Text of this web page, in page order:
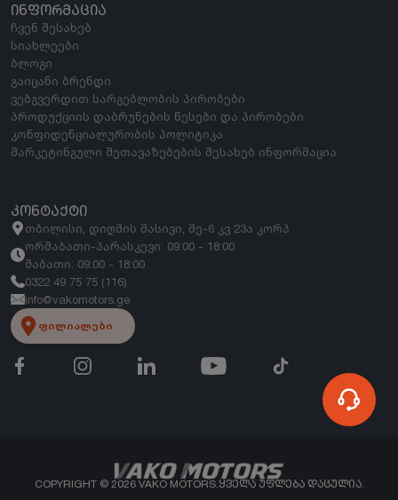
ᲘᲜᲤᲝᲠᲛᲐᲪᲘᲐ
ჩვენ შესახებ
სიახლეები
ბლოგი
გაიცანი ბრენდი
ვებგვერდით სარგებლობის პირობები
პროდუქციის დაბრუნების წესები და პირობები
კონფიდენციალურობის პოლიტიკა
მარკეტინგული შეთავაზებების შესახებ ინფორმაცია
ᲙᲝᲜᲢᲐᲥᲢᲘ
თბილისი, დიღმის მასივი, მე-6 კვ 23ა კორპ
ორშაბათი-პარასკევი: 09:00 - 18:00
შაბათი: 09:00 - 18:00
0322 49 75 75 (116)
info@vakomotors.ge
ფილიალები
COPYRIGHT © 2026VAKO MOTORS.ᲧᲕᲔᲚᲐ ᲣᲤᲚᲔᲑᲐ ᲓᲐᲪᲣᲚᲘᲐ.